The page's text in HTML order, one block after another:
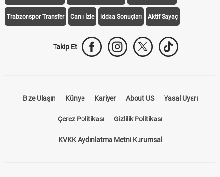
Trabzonspor Transfer Canlı İzle iddaa Sonuçları Aktif Sayaç
Takip Et
Bize Ulaşın Künye Kariyer About US Yasal Uyarı
Çerez Politikası Gizlilik Politikası
KVKK Aydınlatma Metni Kurumsal